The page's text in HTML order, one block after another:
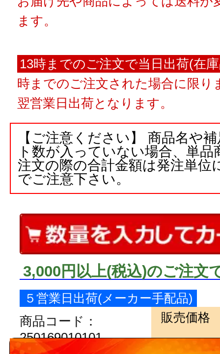
ます。
13時までのご注文で当日出荷(在
時までのご注文された場合に限り
翌営業日出荷となります。
【ご注意ください】 商品名や
ト数が入っていない場合、単
注文の際の合計金額は発注単位
でご注意下さい。
3,000円以上(税込)のご注文
５営業日出荷(メーカー手配品)
商品コード：
250169010101
販売価格